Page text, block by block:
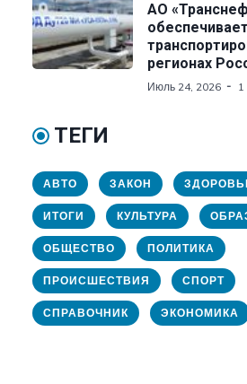
АО
регионах
Июль 24, 2026 1
ТЕГИ
АВТО ЗАКОН
ИТОГИ КУЛЬТУРА
ОБЩЕСТВО ПОЛИТИКА
ПРОИСШЕСТВИЯ СПОРТ
СПРАВОЧНИК ЭКОНОМИКА